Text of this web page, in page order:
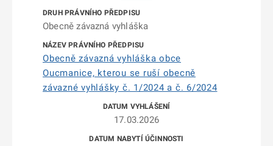
Obecně závazná vyhláška
Obecně závazná vyhláška obce
Oucmanice, kterou se ruší obecně
závazné vyhlášky č. 1/2024 a č. 6/2024
17.03.2026